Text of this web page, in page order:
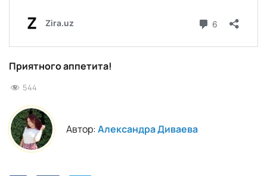
Приятного аппетита!
544
Автор:Александра Диваева